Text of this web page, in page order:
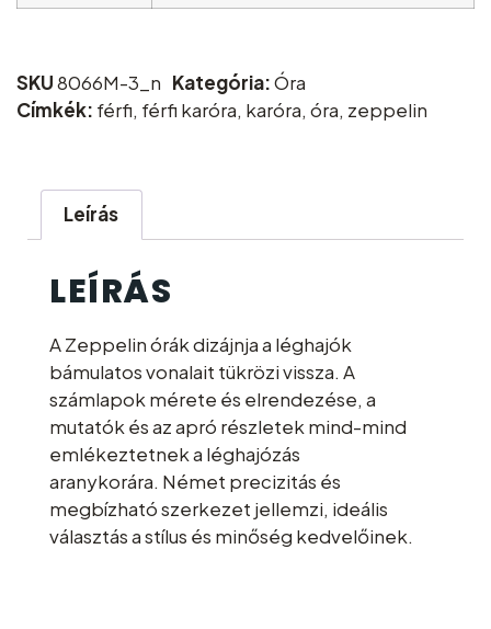
SKU8066M-3_n Kategória:Óra
Címkék: férfi, férfi karóra, karóra, óra, zeppelin
Leírás
LEÍRÁS
A Zeppelin órák dizájnja a léghajók
bámulatos vonalait tükrözi vissza. A
számlapok mérete és elrendezése, a
mutatók és az apró részletek mind-mind
emlékeztetnek a léghajózás
aranykorára. Német precizitás és
megbízható szerkezet jellemzi, ideális
választás a stílus és minőség kedvelőinek.